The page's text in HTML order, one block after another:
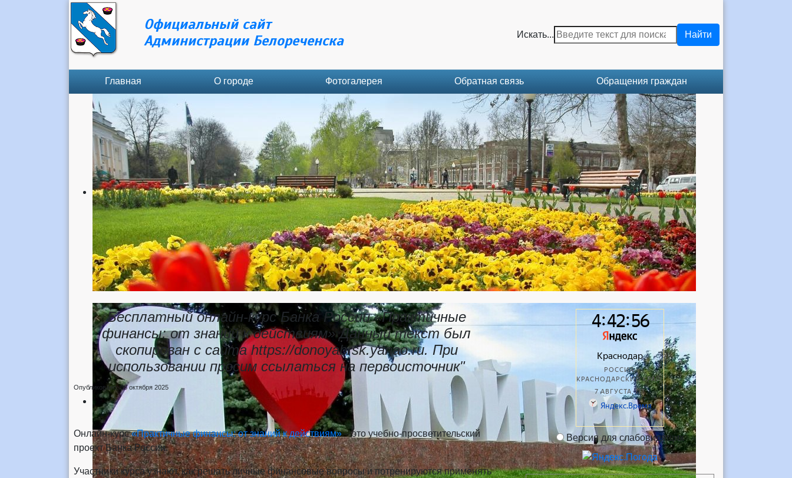
Официальный сайт
Администрации Белореченска
Искать... Найти
Главная О городе Фотогалерея Обратная связь Обращения граждан
Бесплатный онлайн-курс Банка России «Практичные
финансы: от знаний к действиям» Данный текст был
скопирован с сайта https://donoyabrsk.yanao.ru. При
использовании просим ссылаться на первоисточник"
Опубликовано: 06 октября 2025
Онлайн-курс«Практичные финансы: от знаний к действиям»– это учебно-просветительский
проект Банка России.
Участники курса узнают, как решать личные финансовые вопросы и потренируются применять
Версия для слабовидящих